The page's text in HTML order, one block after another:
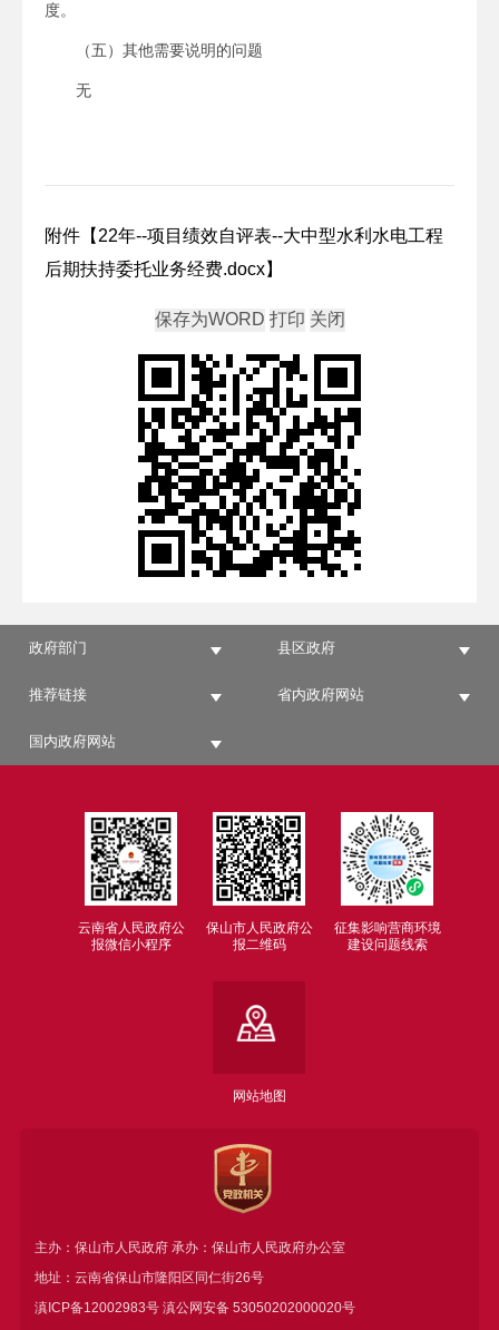
度。
（五）其他需要说明的问题
无
附件【 22年--项目绩效自评表--大中型水利水电工程
后期扶持委托业务经费.docx】
政府部门 县区政府
推荐链接 省内政府网站
国内政府网站
云南省人民政府公
报微信小程序
保山市人民政府公
报二维码
征集影响营商环境
建设问题线索
网站地图
主办：保山市人民政府 承办：保山市人民政府办公室
地址：云南省保山市隆阳区同仁街26号
滇ICP备12002983号滇公网安备 53050202000020号